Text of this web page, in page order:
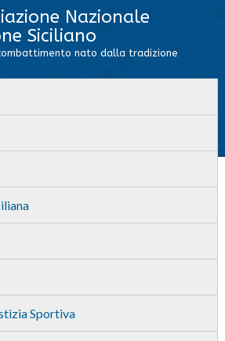
Nazionale
Siciliano
nato dalla tradizione
Sportiva